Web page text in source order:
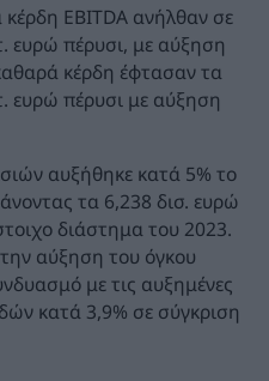
κέρδη EBITDA ανήλθαν σε
ευρώ πέρυσι, με αύξηση
κέρδη έφτασαν τα
ευρώ πέρυσι με αύξηση
αυξήθηκε κατά 5% το
τα 6,238 δισ. ευρώ
διάστημα του 2023.
αύξηση του όγκου
με τις αυξημένες
κατά 3,9% σε σύγκριση